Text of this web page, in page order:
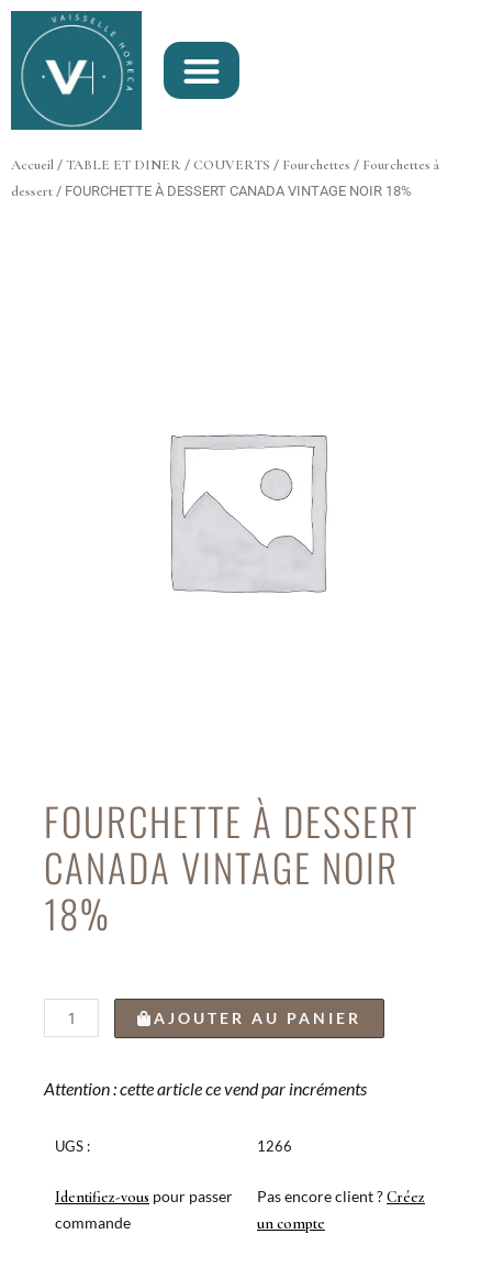
Aller
contenu
Accueil / TABLE ET DINER / COUVERTS / Fourchettes / Fourchettes à
dessert / FOURCHETTE À DESSERT CANADA VINTAGE NOIR 18%
FOURCHETTE À DESSERT
CANADA VINTAGE NOIR
18%
quantité
de
À
CANADA
NOIR
AJOUTER AU PANIER
Attention : cette article ce vend par incréments
UGS :
Identifiez-vous pour passer
commande
1266
Pas encore client ?Créez
un compte